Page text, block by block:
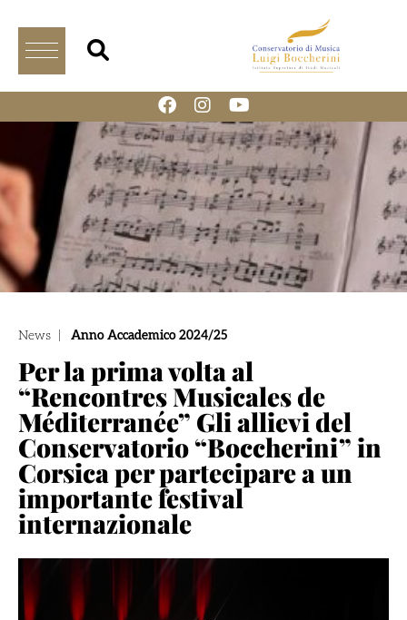
News Anno Accademico 2024/25
Per la prima volta al
“Rencontres Musicales de
Méditerranée” Gli allievi del
Conservatorio “Boccherini” in
Corsica per partecipare a un
importante festival
internazionale